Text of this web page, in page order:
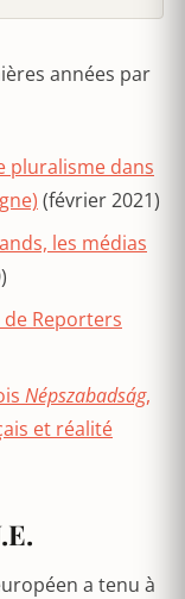
années par
pluralisme dans
(février 2021)
les médias
Reporters
Népszabadság,
et réalité
a tenu à